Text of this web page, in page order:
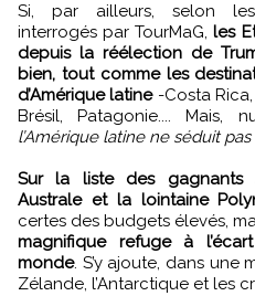
Si, par ailleurs, selon les
interrogés par TourMaG,les
depuis la réélection de
bien, tout comme les
d’Amérique latine-Costa Rica,
Brésil, Patagonie.... Mais,
l’Amérique latine ne séduit
Sur la liste des gagnants
Australe et la lointaine
certes des budgets élevés,
magnifique refuge à
monde. S’y ajoute, dans une
Zélande, l’Antarctique et les